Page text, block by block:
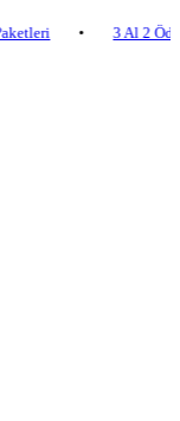
• 3 Al 2 Öde •